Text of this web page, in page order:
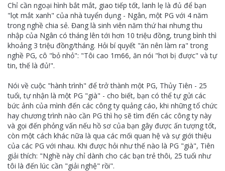
Chỉ cần ngoại hình bắt mắt, giao tiếp tốt, lanh lẹ là đủ để bạn
"lọt mắt xanh" của nhà tuyển dụng - Ngân, một PG với 4 năm
trong nghề chia sẻ. Đang là sinh viên năm thứ hai nhưng thu
nhập của Ngân có tháng lên tới hơn 10 triệu đồng, trung bình thì
khoảng 3 triệu đồng/tháng. Hỏi bí quyết "ăn nên làm ra" trong
nghề PG, cô "bỏ nhỏ": "Tôi cao 1m66, ăn nói "hơi bị được" và tự
tin, thế là đủ!".
Nói về cuộc "hành trình" để trở thành một PG, Thủy Tiên - 25
tuổi, tự nhận là một PG "già" - cho biết, bạn có thể tự gửi các
bức ảnh của mình đến các công ty quảng cáo, khi những tổ chức
hay chương trình nào cần PG thì họ sẽ tìm đến các công ty này
và gọi đến phỏng vấn nếu hồ sơ của bạn gây được ấn tượng tốt,
còn một cách khác nữa là qua các mối quan hệ và sự giới thiệu
của các PG với nhau. Khi được hỏi như thế nào là PG "già", Tiên
giải thích: "Nghề này chỉ dành cho các bạn trẻ thôi, 25 tuổi như
tôi là đến lúc cần "giải nghệ" rồi".